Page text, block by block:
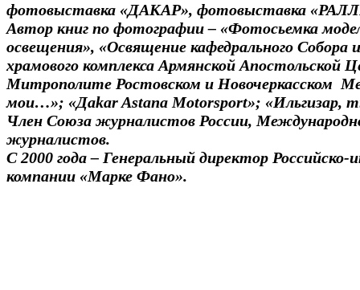
фотовыставка «ДАКАР», фотовыставка
Автор книг по фотографии – «Фотосьемка
освещения», «Освящение кафедрального
храмового комплекса Армянской Апостольской
Митрополите Ростовском и Новочеркасском
мои…»; «Дakar Astana Motorsport»; «Ильгизар,
Член Союза журналистов России,
журналистов.
С 2000 года – Генеральный директор Российско-
компании «Марке Фано».